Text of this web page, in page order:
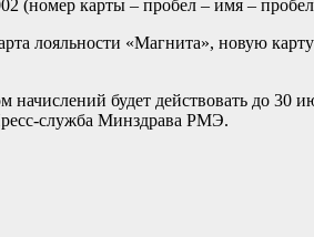
(номер карты – пробел – имя –
лояльности «Магнита», новую
будет действовать до 30
служба Минздрава РМЭ.